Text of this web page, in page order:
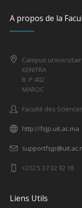
A propos de la
Campus
KENITRA
B .P 402
MAROC
Faculté des
http://fsjp.uit.ac.ma
+212 5 37 32 92 18
Liens Utils